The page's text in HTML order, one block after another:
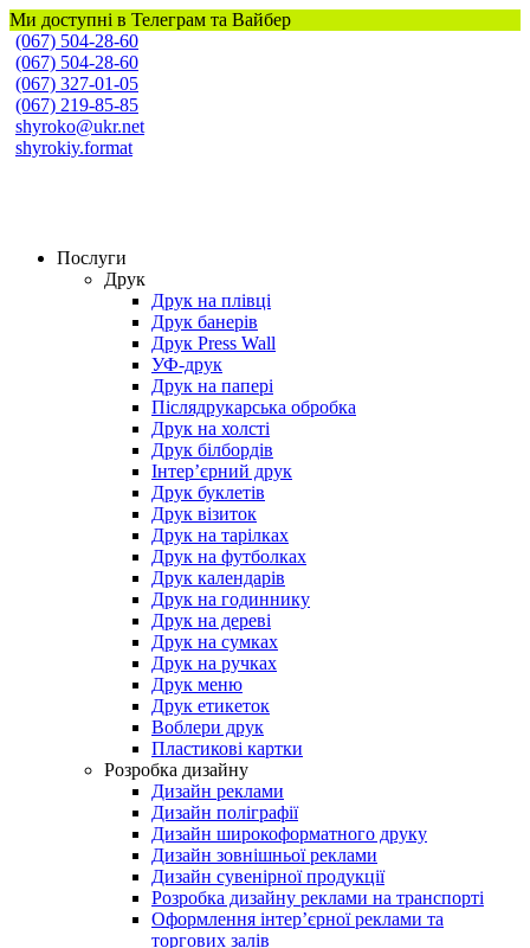
Ми доступні в Телеграм та Вайбер
(067) 504-28-60
(067) 504-28-60
(067) 327-01-05
(067) 219-85-85
shyroko@ukr.net
shyrokiy.format
Широкий Формат
Послуги
Друк
Друк на плівці
Друк банерів
Друк Press Wall
УФ-друк
Друк на папері
Післядрукарська обробка
Друк на холсті
Друк білбордів
Інтер’єрний друк
Друк буклетів
Друк візиток
Друк на тарілках
Друк на футболках
Друк календарів
Друк на годиннику
Друк на дереві
Друк на сумках
Друк на ручках
Друк меню
Друк етикеток
Воблери друк
Пластикові картки
Розробка дизайну
Дизайн реклами
Дизайн поліграфії
Дизайн широкоформатного друку
Дизайн зовнішньої реклами
Дизайн сувенірної продукції
Розробка дизайну реклами на транспорті
Оформлення інтер’єрної реклами та
торгових залів